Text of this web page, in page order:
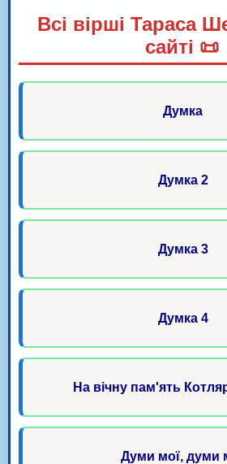
Всі вірші Тараса
сайті 📜
Думка
Думка 2
Думка 3
Думка 4
На вічну пам'ять
Думи мої, думи